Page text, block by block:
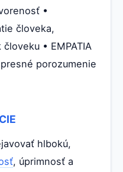
•
človeka,
• EMPATIA
porozumenie
hlbokú,
, úprimnosť a